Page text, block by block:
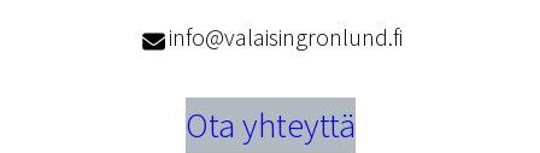
info@valaisingronlund.fi
Ota yhteyttä